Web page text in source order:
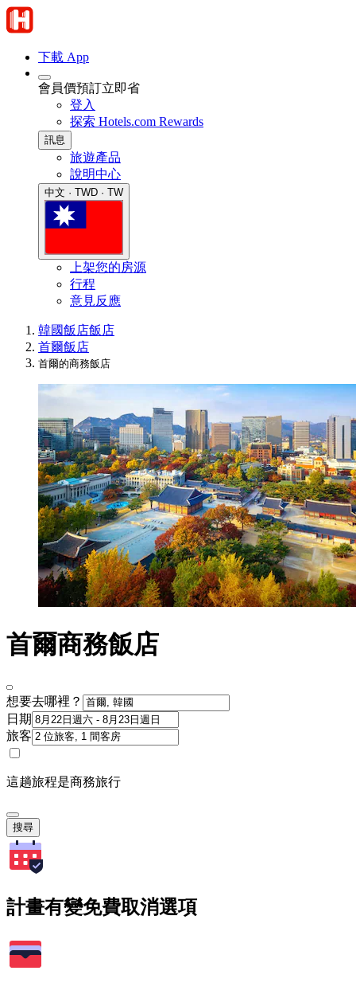
下載 App
會員價預訂立即省
登入
探索 Hotels.com Rewards
訊息
旅遊產品
說明中心
中文 · TWD · TW
上架您的房源
行程
意見反應
韓國飯店飯店
首爾飯店
首爾的商務飯店
首爾商務飯店
想要去哪裡？
日期
旅客
這趟旅程是商務旅行
搜尋
計畫有變免費取消選項